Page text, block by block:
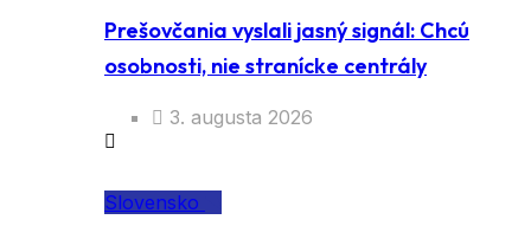
Prešovčania vyslali jasný signál: Chcú
osobnosti, nie stranícke centrály
3. augusta 2026
Slovensko